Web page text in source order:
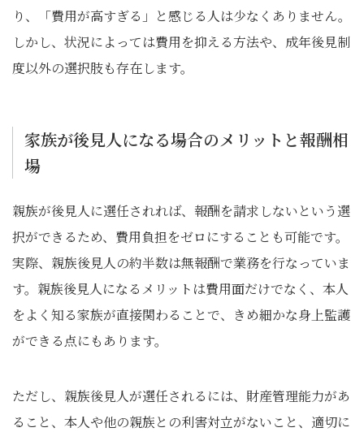
り、「費用が高すぎる」と感じる人は少なくありません。
しかし、状況によっては費用を抑える方法や、成年後見制
度以外の選択肢も存在します。
家族が後見人になる場合のメリットと報酬相
場
親族が後見人に選任されれば、報酬を請求しないという選
択ができるため、費用負担をゼロにすることも可能です。
実際、親族後見人の約半数は無報酬で業務を行なっていま
す。親族後見人になるメリットは費用面だけでなく、本人
をよく知る家族が直接関わることで、きめ細かな身上監護
ができる点にもあります。
ただし、親族後見人が選任されるには、財産管理能力があ
ること、本人や他の親族との利害対立がないこと、適切に